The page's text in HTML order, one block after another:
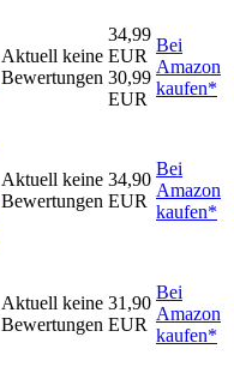
Aktuell keine
Bewertungen
34,99
EUR
30,99
EUR
Bei
Amazon
kaufen*
Aktuell keine
Bewertungen
34,90
EUR
Bei
Amazon
kaufen*
Aktuell keine
Bewertungen
31,90
EUR
Bei
Amazon
kaufen*